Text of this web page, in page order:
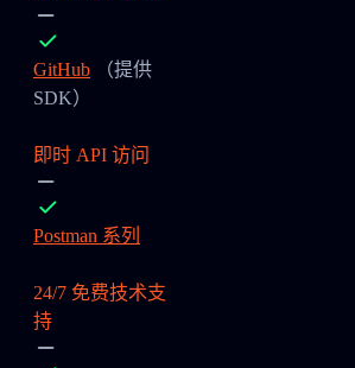
GitHub （提供
SDK）
即时 API 访问
Postman 系列
24/7 免费技术支
持